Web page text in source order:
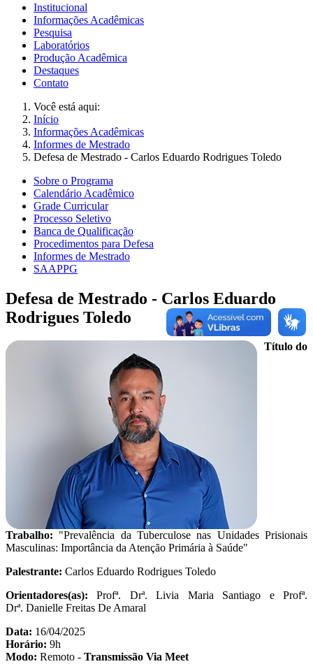
Institucional
Informações Acadêmicas
Pesquisa
Laboratórios
Produção Acadêmica
Destaques
Contato
Você está aqui:
Início
Informações Acadêmicas
Informes de Mestrado
Defesa de Mestrado - Carlos Eduardo Rodrigues Toledo
Sobre o Programa
Calendário Acadêmico
Grade Curricular
Processo Seletivo
Banca de Qualificação
Procedimentos para Defesa
Informes de Mestrado
SAAPPG
Defesa de Mestrado - Carlos Eduardo
Rodrigues Toledo
Título do
Trabalho: "Prevalência da Tuberculose nas Unidades Prisionais
Masculinas: Importância da Atenção Primária à Saúde"
Palestrante: Carlos Eduardo Rodrigues Toledo
Orientadores(as): Profª. Drª. Livia Maria Santiago e Profª.
Drª. Danielle Freitas De Amaral
Data: 16/04/2025
Horário: 9h
Modo: Remoto - Transmissão Via Meet